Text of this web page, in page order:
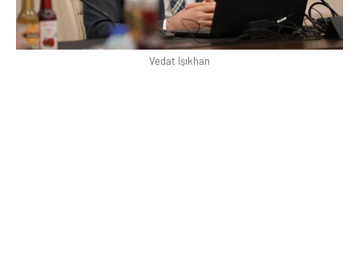
Vedat Işıkhan